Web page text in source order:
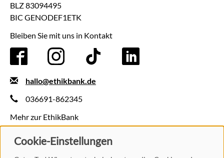
BLZ 83094495
BIC GENODEF1ETK
Bleiben Sie mit uns in Kontakt
hallo@ethikbank.de
036691-862345
Mehr zur EthikBank
Kontakt
Presse
Cookie-Einstellungen